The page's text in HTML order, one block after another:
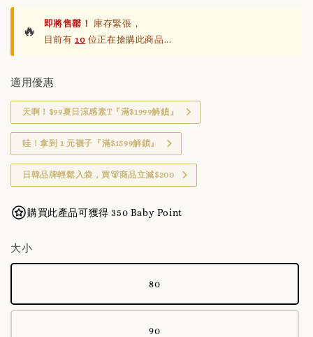
price
🔥 即將售罄！
庫存緊張，
目前有 10 位正在搶購此商品...
適用優惠
天啊！$99夏日涼感素T『滿$1999解鎖』
哇！拿到 1 元襪子『滿$1599解鎖』
日韓品牌輕鬆入袋，買🐻商品立減$200
購買此產品可獲得 350 Baby Point
大小
80
90